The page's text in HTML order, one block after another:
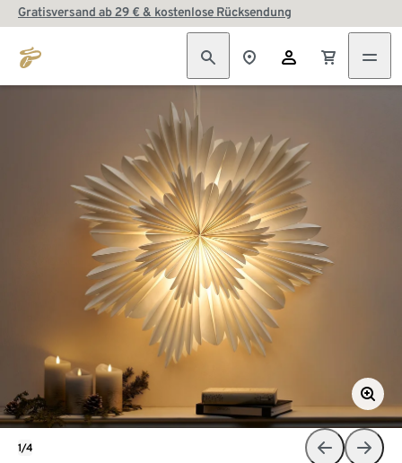
Gratisversand ab 29 € & kostenlose Rücksendung
1/4